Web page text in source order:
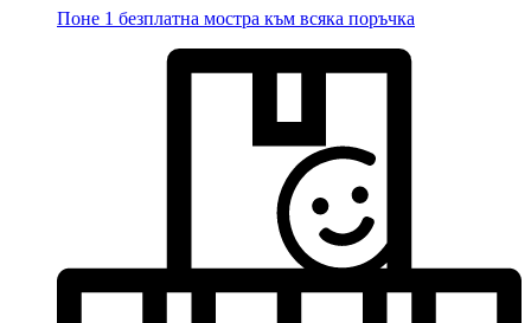
Поне 1 безплатна мостра към всяка поръчка